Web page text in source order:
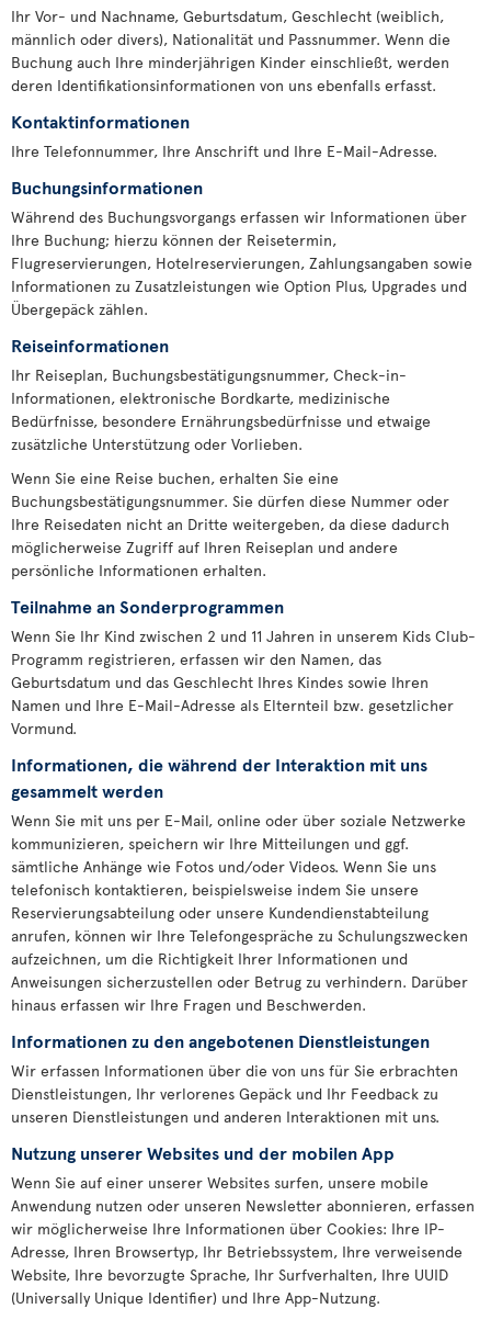
Ihr Vor- und Nachname, Geburtsdatum, Geschlecht (weiblich,
männlich oder divers), Nationalität und Passnummer. Wenn die
Buchung auch Ihre minderjährigen Kinder einschließt, werden
deren Identifikationsinformationen von uns ebenfalls erfasst.
Kontaktinformationen
Ihre Telefonnummer, Ihre Anschrift und Ihre E-Mail-Adresse.
Buchungsinformationen
Während des Buchungsvorgangs erfassen wir Informationen über
Ihre Buchung; hierzu können der Reisetermin,
Flugreservierungen, Hotelreservierungen, Zahlungsangaben sowie
Informationen zu Zusatzleistungen wie Option Plus, Upgrades und
Übergepäck zählen.
Reiseinformationen
Ihr Reiseplan, Buchungsbestätigungsnummer, Check-in-
Informationen, elektronische Bordkarte, medizinische
Bedürfnisse, besondere Ernährungsbedürfnisse und etwaige
zusätzliche Unterstützung oder Vorlieben.
Wenn Sie eine Reise buchen, erhalten Sie eine
Buchungsbestätigungsnummer. Sie dürfen diese Nummer oder
Ihre Reisedaten nicht an Dritte weitergeben, da diese dadurch
möglicherweise Zugriff auf Ihren Reiseplan und andere
persönliche Informationen erhalten.
Teilnahme an Sonderprogrammen
Wenn Sie Ihr Kind zwischen 2 und 11 Jahren in unserem Kids Club-
Programm registrieren, erfassen wir den Namen, das
Geburtsdatum und das Geschlecht Ihres Kindes sowie Ihren
Namen und Ihre E-Mail-Adresse als Elternteil bzw. gesetzlicher
Vormund.
Informationen, die während der Interaktion mit uns
gesammelt werden
Wenn Sie mit uns per E-Mail, online oder über soziale Netzwerke
kommunizieren, speichern wir Ihre Mitteilungen und ggf.
sämtliche Anhänge wie Fotos und/oder Videos. Wenn Sie uns
telefonisch kontaktieren, beispielsweise indem Sie unsere
Reservierungsabteilung oder unsere Kundendienstabteilung
anrufen, können wir Ihre Telefongespräche zu Schulungszwecken
aufzeichnen, um die Richtigkeit Ihrer Informationen und
Anweisungen sicherzustellen oder Betrug zu verhindern. Darüber
hinaus erfassen wir Ihre Fragen und Beschwerden.
Informationen zu den angebotenen Dienstleistungen
Wir erfassen Informationen über die von uns für Sie erbrachten
Dienstleistungen, Ihr verlorenes Gepäck und Ihr Feedback zu
unseren Dienstleistungen und anderen Interaktionen mit uns.
Nutzung unserer Websites und der mobilen App
Wenn Sie auf einer unserer Websites surfen, unsere mobile
Anwendung nutzen oder unseren Newsletter abonnieren, erfassen
wir möglicherweise Ihre Informationen über Cookies: Ihre IP-
Adresse, Ihren Browsertyp, Ihr Betriebssystem, Ihre verweisende
Website, Ihre bevorzugte Sprache, Ihr Surfverhalten, Ihre UUID
(Universally Unique Identifier) und Ihre App-Nutzung.